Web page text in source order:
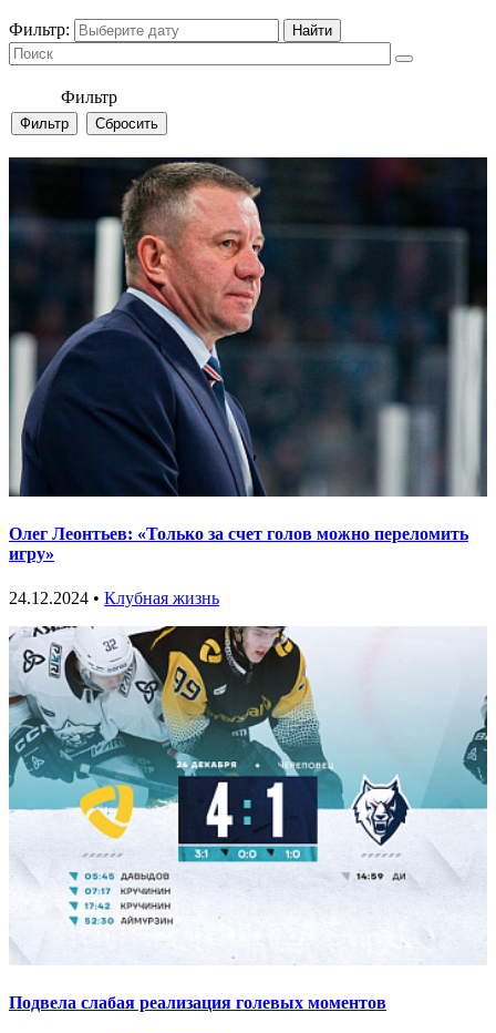
Фильтр:
Фильтр
Олег Леонтьев: «Только за счет голов можно переломить
игру»
24.12.2024 • Клубная жизнь
Подвела слабая реализация голевых моментов